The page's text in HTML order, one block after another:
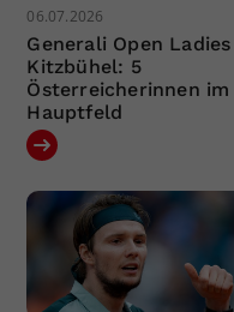
06.07.2026
Generali Open Ladies
Kitzbühel: 5
Österreicherinnen im
Hauptfeld